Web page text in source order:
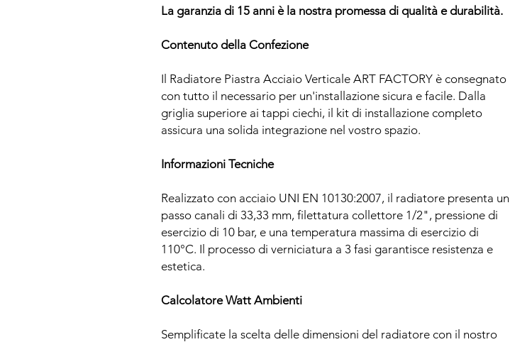
La garanzia di 15 anni è la nostra promessa di qualità e durabilità.
Contenuto della Confezione
Il Radiatore Piastra Acciaio Verticale ART FACTORY è consegnato
con tutto il necessario per un'installazione sicura e facile. Dalla
griglia superiore ai tappi ciechi, il kit di installazione completo
assicura una solida integrazione nel vostro spazio.
Informazioni Tecniche
Realizzato con acciaio UNI EN 10130:2007, il radiatore presenta un
passo canali di 33,33 mm, filettatura collettore 1/2", pressione di
esercizio di 10 bar, e una temperatura massima di esercizio di
110°C. Il processo di verniciatura a 3 fasi garantisce resistenza e
estetica.
Calcolatore Watt Ambienti
Semplificate la scelta delle dimensioni del radiatore con il nostro